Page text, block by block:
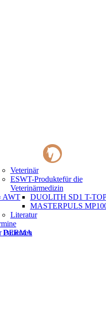
AWT
DERMA
Veterinär
ESWT-Produktefür die
Veterinärmedizin
DUOLITH SD1 T-
MASTERPULS
Literatur
Patienten